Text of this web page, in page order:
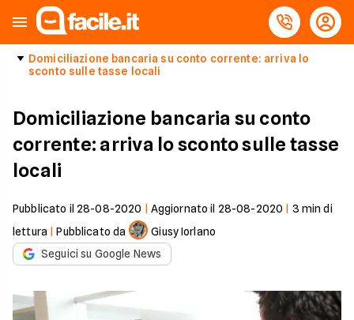
Domiciliazione bancaria su conto corrente: arriva lo
sconto sulle tasse locali
Domiciliazione bancaria su conto
corrente: arriva lo sconto sulle tasse
locali
Pubblicato il 28-08-2020 Aggiornato il 28-08-2020 3 min di
lettura |Pubblicato da
Giusy Iorlano
Seguici su Google News